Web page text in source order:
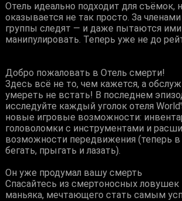
Отель идеально подходит для съёмок,
оказывается не так просто. За
группы следят — и даже пытаются ими
манипулировать. Теперь уже не до
Добро пожаловать в Отель смерти!
Здесь всё не то, чем кажется, а
умереть не встать! В последнем
исследуйте каждый уголок отеля
новые игровые возможности:
головоломки с инструментами и
возможности передвижения (теперь
бегать, прыгать и лазать).
Он уже продумал вашу смерть
Спасайтесь из смертоносных ловушек
маньяка, мечтающего стать самым